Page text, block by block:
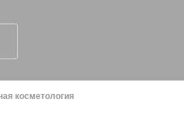
косметология